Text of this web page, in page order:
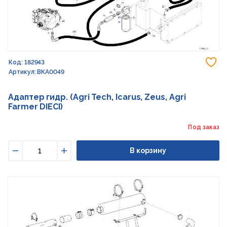
Код: 182943
Артикул: BKA0049
Адаптер гидр. (Agri Tech, Icarus, Zeus, Agri
Farmer DIECI)
Под заказ
Увеличить
В корзину